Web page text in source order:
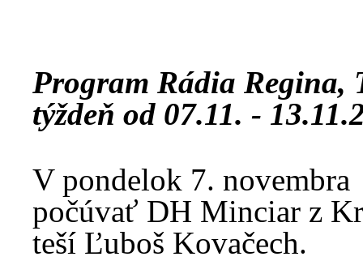
Program Rádia Regina,
týždeň od 07.11. -
V pondelok 7. novembra
počúvať DH Minciar z
teší Ľuboš Kovačech.